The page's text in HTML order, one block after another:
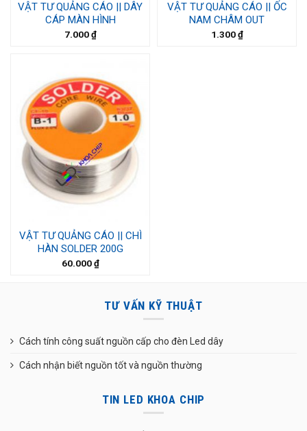
VẬT TƯ QUẢNG CÁO || DÂY
CÁP MÀN HÌNH
7.000₫
VẬT TƯ QUẢNG CÁO || ỐC
NAM CHÂM OUT
1.300₫
VẬT TƯ QUẢNG CÁO || CHÌ
HÀN SOLDER 200G
60.000₫
TƯ VẤN KỸ THUẬT
Cách tính công suất nguồn cấp cho đèn Led dây
Cách nhận biết nguồn tốt và nguồn thường
TIN LED KHOA CHIP